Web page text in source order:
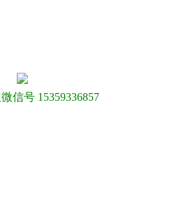
信号 15359336857